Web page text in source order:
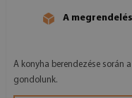
A
A konyha berendezése során
gondolunk.